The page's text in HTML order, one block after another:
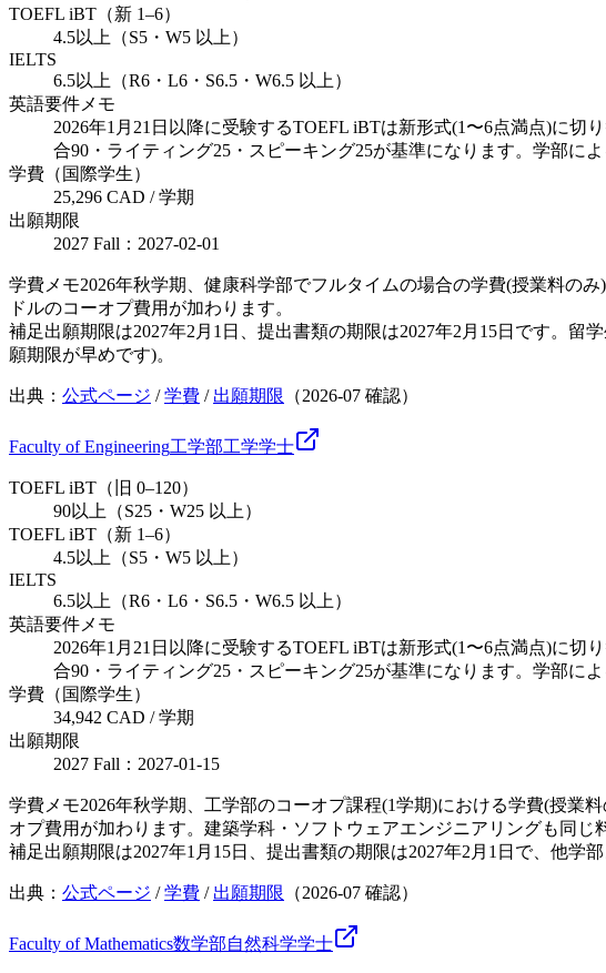
TOEFL iBT（新 1–6）
4.5以上（S5・W5 以上）
IELTS
6.5以上（R6・L6・S6.5・W6.5 以上）
英語要件メモ
2026年1月21日以降に受験するTOEFL iBTは新形式(1〜6点満点)に
合90・ライティング25・スピーキング25が基準になります。学部に
学費（国際学生）
25,296 CAD / 学期
出願期限
2027 Fall：2027-02-01
学費メモ2026年秋学期、健康科学部でフルタイムの場合の学費(授業料の
ドルのコーオプ費用が加わります。
補足出願期限は2027年2月1日、提出書類の期限は2027年2月15日です。
願期限が早めです)。
出典： 公式ページ /学費 / 出願期限 （2026-07 確認）
Faculty of Engineering工学部工学学士
TOEFL iBT（旧 0–120）
90以上（S25・W25 以上）
TOEFL iBT（新 1–6）
4.5以上（S5・W5 以上）
IELTS
6.5以上（R6・L6・S6.5・W6.5 以上）
英語要件メモ
2026年1月21日以降に受験するTOEFL iBTは新形式(1〜6点満点)に
合90・ライティング25・スピーキング25が基準になります。学部に
学費（国際学生）
34,942 CAD / 学期
出願期限
2027 Fall：2027-01-15
学費メモ2026年秋学期、工学部のコーオプ課程(1学期)における学費(授業
オプ費用が加わります。建築学科・ソフトウェアエンジニアリングも同じ
補足出願期限は2027年1月15日、提出書類の期限は2027年2月1日で、他
出典： 公式ページ /学費 / 出願期限 （2026-07 確認）
Faculty of Mathematics数学部自然科学学士